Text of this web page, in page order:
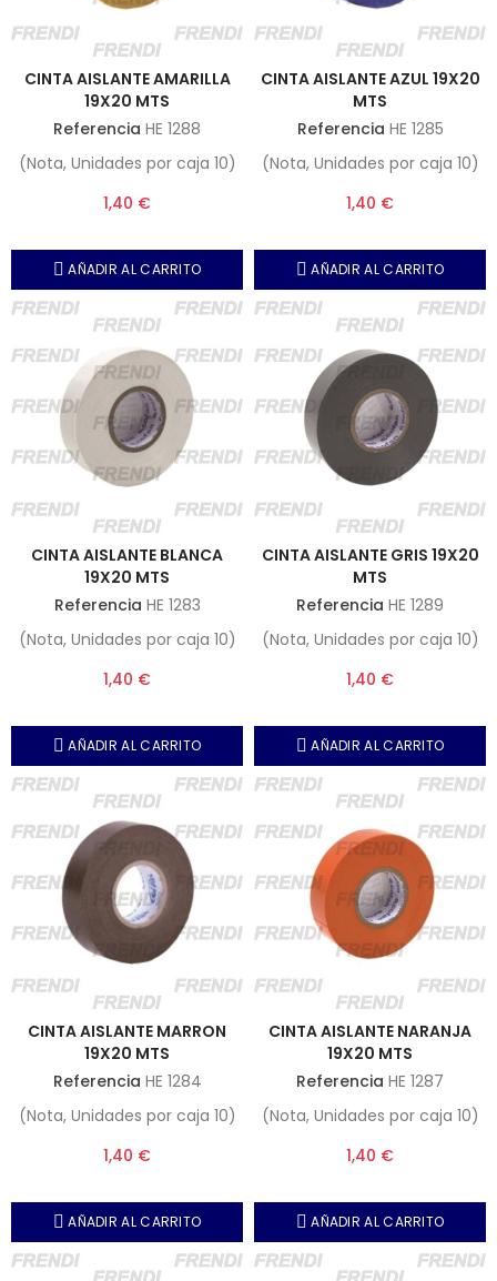
CINTA AISLANTE AMARILLA
19X20 MTS
Referencia HE 1288
(Nota, Unidades por caja 10)
1,40 €
AÑADIR AL CARRITO
CINTA AISLANTE AZUL 19X20
MTS
Referencia HE 1285
(Nota, Unidades por caja 10)
1,40 €
AÑADIR AL CARRITO
CINTA AISLANTE BLANCA
19X20 MTS
Referencia HE 1283
(Nota, Unidades por caja 10)
1,40 €
AÑADIR AL CARRITO
CINTA AISLANTE GRIS 19X20
MTS
Referencia HE 1289
(Nota, Unidades por caja 10)
1,40 €
AÑADIR AL CARRITO
CINTA AISLANTE MARRON
19X20 MTS
Referencia HE 1284
(Nota, Unidades por caja 10)
1,40 €
AÑADIR AL CARRITO
CINTA AISLANTE NARANJA
19X20 MTS
Referencia HE 1287
(Nota, Unidades por caja 10)
1,40 €
AÑADIR AL CARRITO